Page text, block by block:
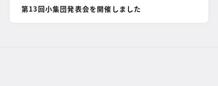
第13回小集団発表会を開催しました